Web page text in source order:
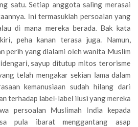
satu. Setiap anggota saling merasai
Ini termasuklah persoalan yang
di mana mereka berada. Bak kata
peha kanan terasa juga. Namun,
perih yang dialami oleh wanita Muslim
sayup ditutup mitos terorisme
telah mengakar sekian lama dalam
kemanusiaan sudah hilang dari
terhadap label-label ilusi yang mereka
persoalan Muslimah India kepada
pula ibarat menggantang asap